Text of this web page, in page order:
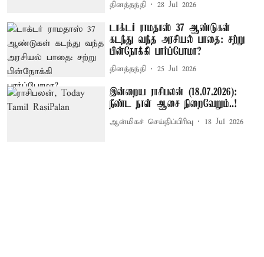
தினத்தந்தி 28 Jul 2026
டாக்டர் ராமதாஸ் 37 ஆண்டுகள்
கடந்து வந்த அரசியல் பாதை: சற்று
பின்நோக்கி பார்ப்போமா?
தினத்தந்தி 25 Jul 2026
இன்றைய ராசிபலன் (18.07.2026):
நீண்ட நாள் ஆசை நிறைவேறும்..!
ஆன்மிகச் செய்திப்பிரிவு 18 Jul 2026